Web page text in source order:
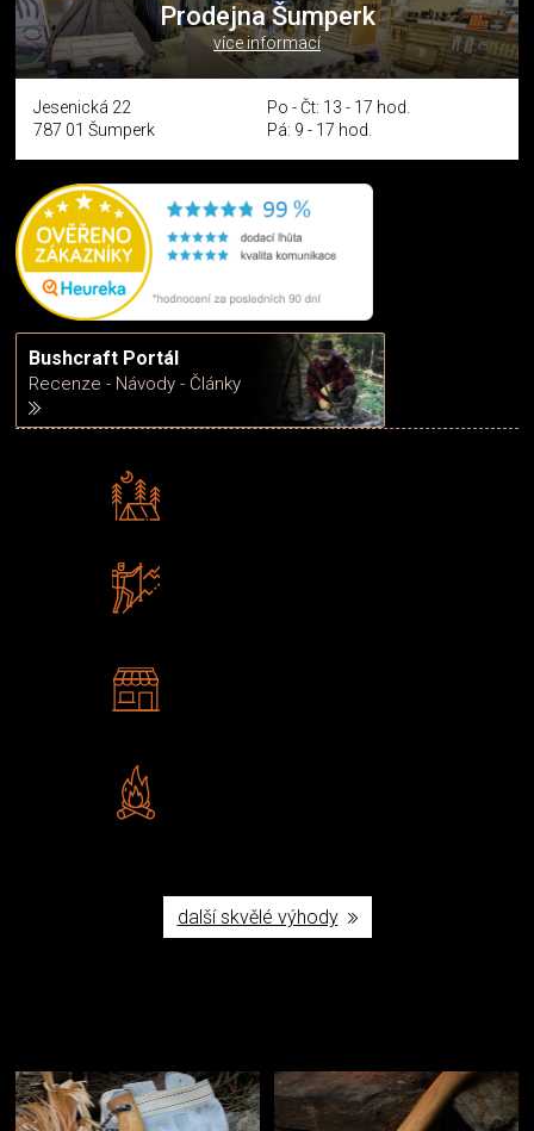
Prodejna Šumperk
více informací
Jesenická 22
787 01 Šumperk
Po - Čt: 13 - 17 hod.
Pá: 9 - 17 hod.
Bushcraft Portál
Recenze - Návody - Články
další skvělé výhody